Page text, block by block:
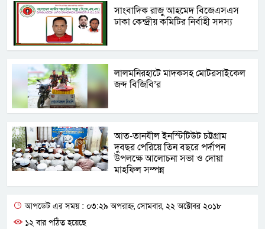
সাংবাদিক রাজু আহমেদ বিজেএসএস
ঢাকা কেন্দ্রীয় কমিটির নির্বাহী সদস্য
লালমনিরহাটে মাদকসহ মোটরসাইকেল
জব্দ বিজিবি’র
আত-তানযীল ইনস্টিটিউট চট্টগ্রাম
দুবছর পেরিয়ে তিন বছরে পর্দাপন
উপলক্ষে আলোচনা সভা ও দোয়া
মাহফিল সম্পন্ন
আপডেট এর সময় : ০৩:২৯ অপরাহ্ন, সোমবার, ২২ অক্টোবর ২০১৮
১২ বার পঠিত হয়েছে